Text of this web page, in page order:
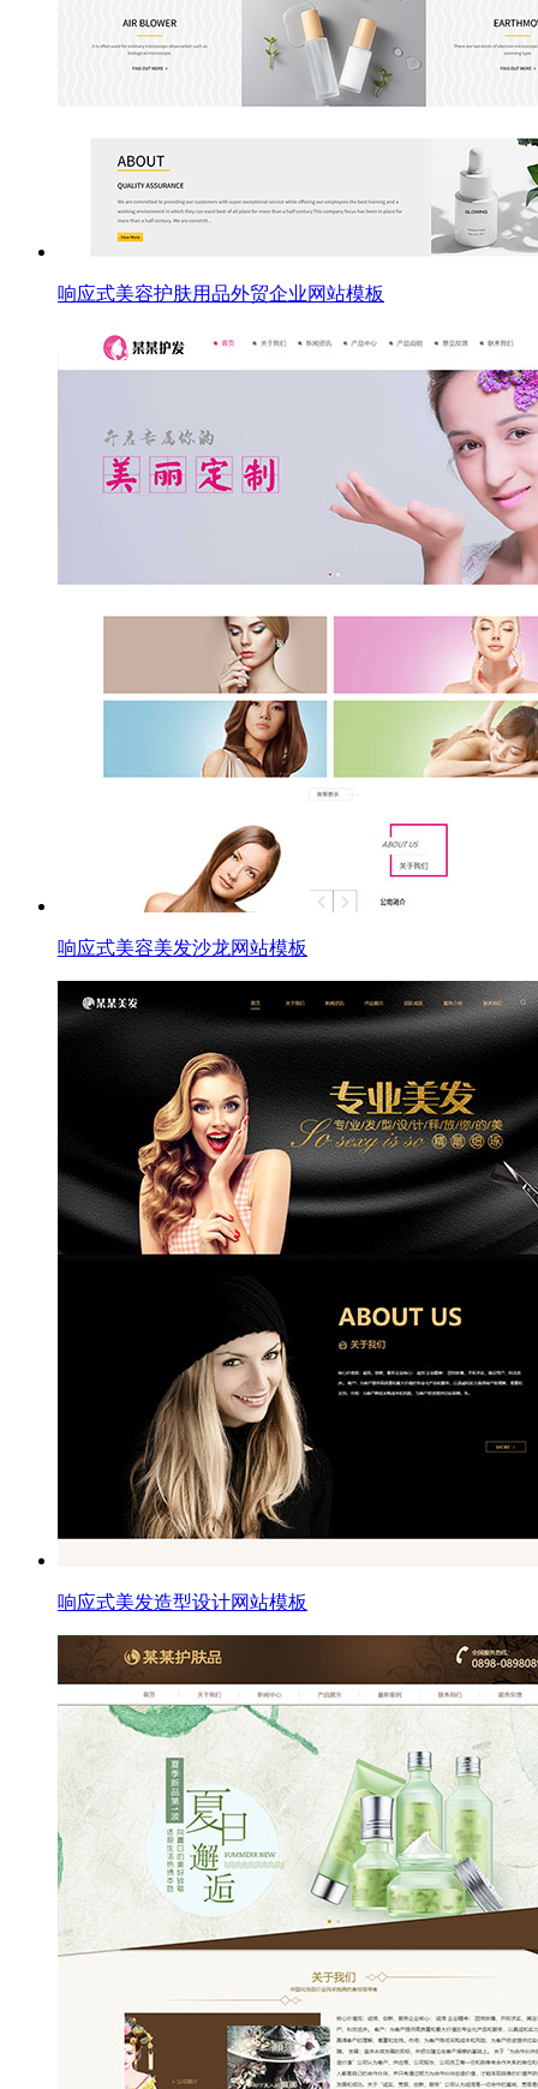
响应式美容护肤用品外贸企业网站模板
响应式美容美发沙龙网站模板
响应式美发造型设计网站模板